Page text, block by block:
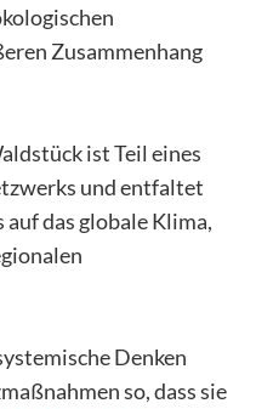
Zusammenhang
ist Teil eines
und entfaltet
das globale Klima,
Denken
so, dass sie